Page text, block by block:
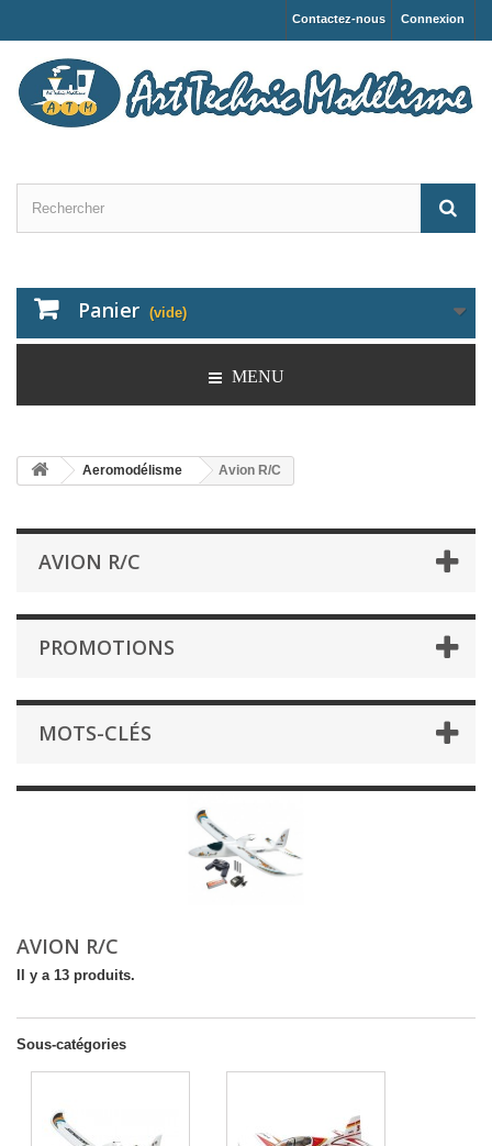
Connexion
Contactez-nous
Panier (vide)
MENU
Aeromodélisme Avion R/C
AVION R/C
PROMOTIONS
MOTS-CLÉS
AVION R/C
Il y a 13 produits.
Sous-catégories